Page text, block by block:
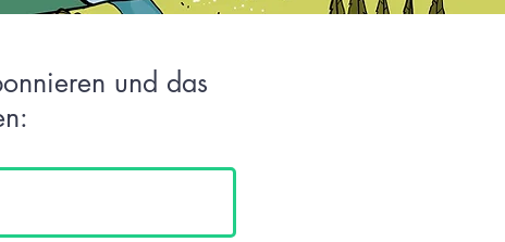
und das